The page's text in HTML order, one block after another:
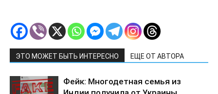
ЭТО МОЖЕТ БЫТЬ ИНТЕРЕСНО ЕЩЕ ОТ АВТОРА
Фейк: Многодетная семья из